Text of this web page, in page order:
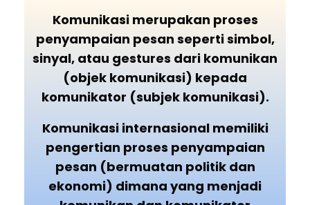
Komunikasi merupakan proses
penyampaian pesan seperti simbol,
sinyal, atau gestures dari komunikan
(objek komunikasi) kepada
komunikator (subjek komunikasi).
Komunikasi internasional memiliki
pengertian proses penyampaian
pesan (bermuatan politik dan
ekonomi) dimana yang menjadi